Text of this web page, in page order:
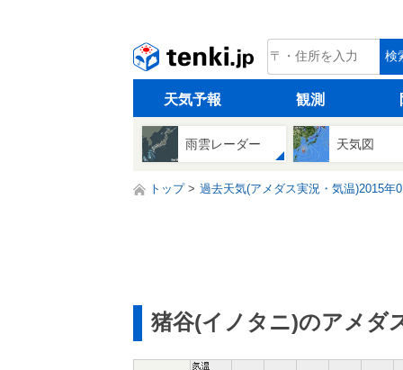
tenki.jp 検
天気予報 観測
雨雲レーダー 天気図
トップ 過去天気(アメダス実況・気温)2015年
猪谷(イノタニ)のアメダ